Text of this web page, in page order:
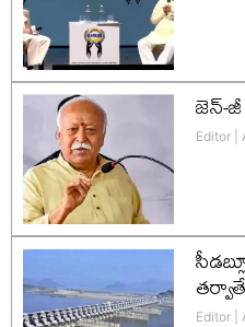
జెన్-
Editor
Editor